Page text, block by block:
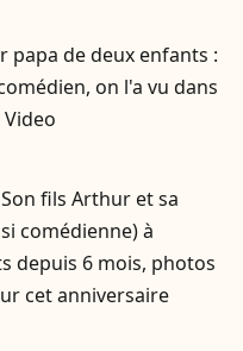
papa de deux enfants :
on l'a vu dans
fils Arthur et sa
comédienne) à
depuis 6 mois, photos
cet anniversaire